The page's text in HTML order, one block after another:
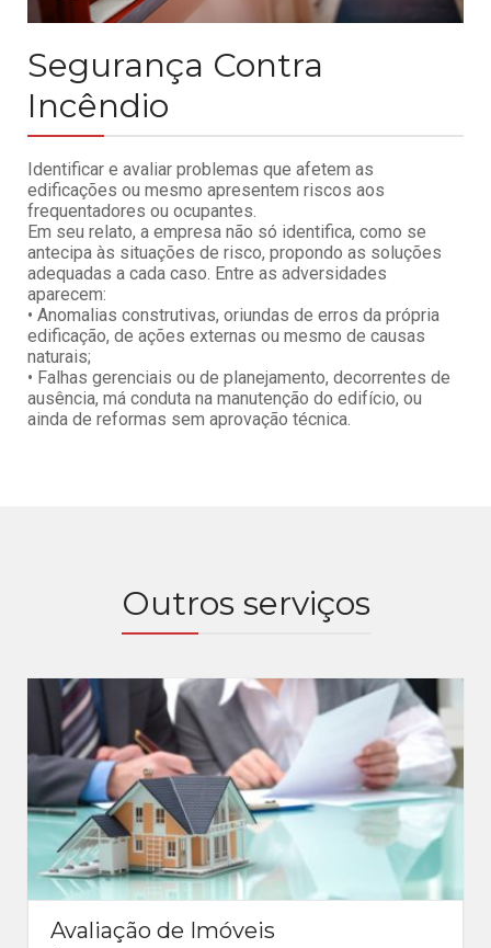
Segurança Contra
Incêndio
Identificar e avaliar problemas que afetem as
edificações ou mesmo apresentem riscos aos
frequentadores ou ocupantes.
Em seu relato, a empresa não só identifica, como se
antecipa às situações de risco, propondo as soluções
adequadas a cada caso. Entre as adversidades
aparecem:
• Anomalias construtivas, oriundas de erros da própria
edificação, de ações externas ou mesmo de causas
naturais;
• Falhas gerenciais ou de planejamento, decorrentes de
ausência, má conduta na manutenção do edifício, ou
ainda de reformas sem aprovação técnica.
Outros serviços
Avaliação de Imóveis